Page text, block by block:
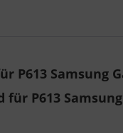
Samsung
P613 Samsung